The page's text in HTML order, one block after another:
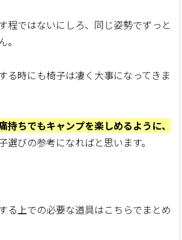
程ではないにしろ、同じ姿勢でずっと
。
る時にも椅子は凄く大事になってきま
持ちでもキャンプを楽しめるように、
選びの参考になればと思います。
る上での必要な道具はこちらでまとめ